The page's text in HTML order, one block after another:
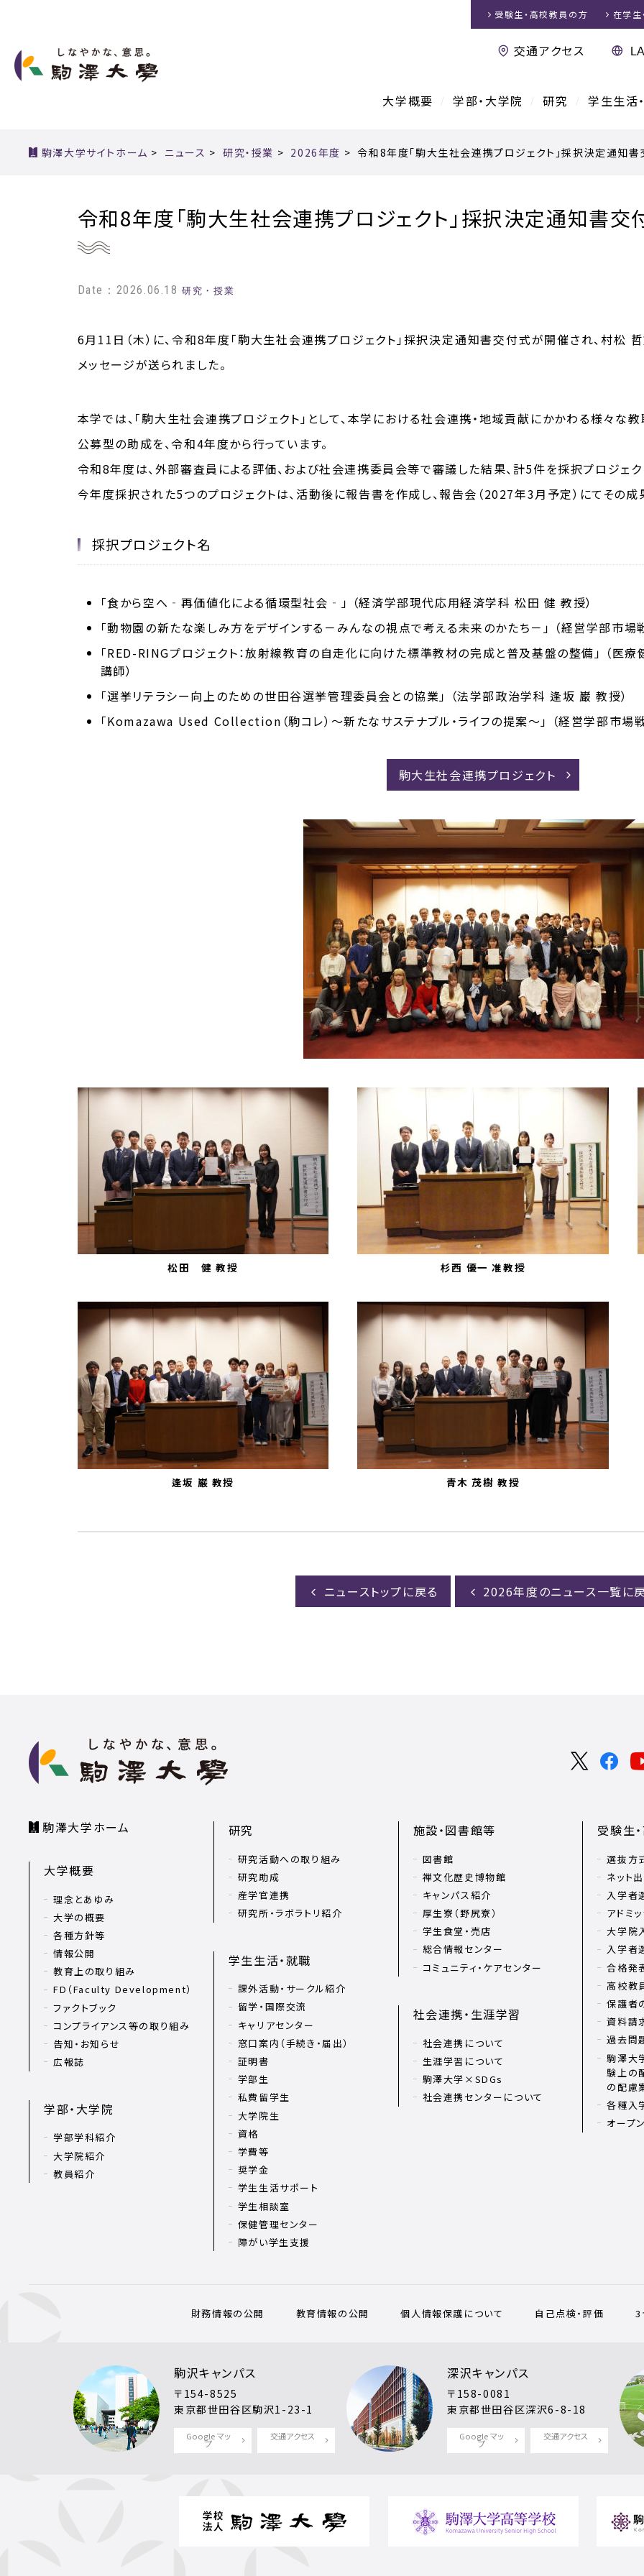
大学概要 学部・大学院 研究 学生生活
受験生・高校教員 の方 在学生
交通アクセス
駒澤大学サイトホーム > ニュース >研究・授業 > 2026年度 >令和8年度「駒大生社会連携プロジェクト」採択決定通知
令和8年度「駒大生社会連携プロジェクト」採択決定通知書交
Date：2026.06.18 研究・授業
6月11日（木）に、令和8年度「駒大生社会連携プロジェクト」採択決定通知書交付式が開催され、村松
メッセージが送られました。
本学では、「駒大生社会連携プロジェクト」として、本学における社会連携・地域貢献にかかわる様々
公募型の助成を、令和4年度から行っています。
令和8年度は、外部審査員による評価、および社会連携委員会等で審議した結果、計5件を採択プロジェク
今年度採択された5つのプロジェクトは、活動後に報告書を作成し、報告会（2027年3月予定）にてその成
採択プロジェクト名
「食から空へ‐再価値化による循環型社会 ‐ 」 （経済学部現代応用経済学科 松田 健 教授）
「動物園の新たな楽しみ方をデザインする－みんなの視点で考える未来のかたち－」 （経営学部市
「RED-RINGプロジェクト：放射線教育の自走化に向けた標準教材の完成と普及基盤の整備」 （
講師）
「選挙リテラシー向上のための世田谷選挙管理委員会との協業」 （法学部政治学科 逢坂 巌 教授）
「Komazawa Used Collection（駒コレ）～新たなサステナブル・ライフの提案～」 （経営学部市場
駒大生社会連携プロジェクト
松田 健 教授 杉西 優一 准教授
逢坂 巌 教授 青木 茂樹 教授
ニューストップに戻る 2026年度のニュース一覧に
駒澤大学ホーム
大学概要
理念とあゆみ
大学の概要
各種方針等
情報公開
教育上の取り組み
FD（Faculty Development）
ファクトブック
コンプライアンス等の取り組み
告知・お知らせ
広報誌
学部・大学院
学部学科紹介
大学院紹介
教員紹介
研究
研究活動への取り組み
研究助成
産学官連携
研究所・ラボラトリ紹介
学生生活・就職
課外活動・サークル紹介
留学・国際交流
キャリアセンター
窓口案内（手続き・届出）
証明書
学部生
私費留学生
大学院生
資格
学費等
奨学金
学生生活サポート
学生相談室
保健管理センター
障がい学生支援
施設・図書館等
図書館
禅文化歴史博物館
キャンパス紹介
厚生寮（野尻寮）
学生食堂・売店
総合情報センター
コミュニティ・ケアセンター
社会連携・生涯学習
社会連携について
生涯学習について
駒澤大学×SDGs
社会連携センターについて
受験生
選抜方
ネット
入学者
アドミ
大学院
入学者
合格発
高校教
保護者
資料請
過去問
駒澤大
験上の
の配慮
各種入
オープ
財務情報の公開 教育情報の公開 個人情報保護について 自己点検・評価 3
駒沢キャンパス
〒154-8525
東京都世田谷区駒沢1-23-1
Google マッ
プ
交通アクセス
深沢キャンパス
〒158-0081
東京都世田谷区深沢6-8-18
Google マッ
プ
交通アクセス